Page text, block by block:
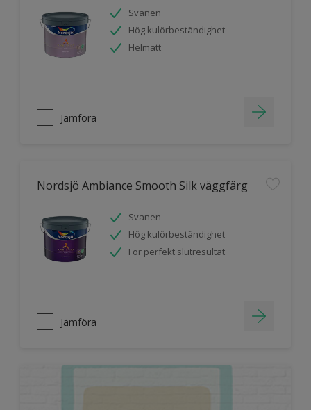
Svanen
Hög kulörbeständighet
Helmatt
Jämföra
Nordsjö Ambiance Smooth Silk väggfärg
Svanen
Hög kulörbeständighet
För perfekt slutresultat
Jämföra